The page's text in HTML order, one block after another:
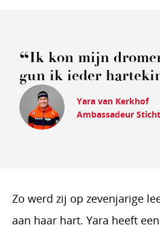
Ik kon mijn
gun ik ieder
Yara van Kerkhof
Ambassadeur
Zo werd zij op zevenjarige
aan haar hart. Yara heeft